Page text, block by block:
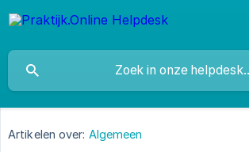
Artikelen over: Algemeen